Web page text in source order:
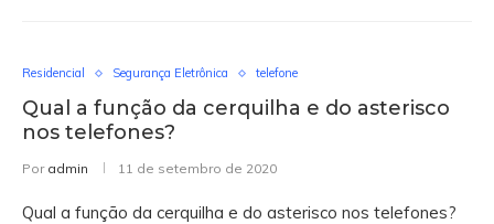
Residencial Segurança Eletrônica telefone
Qual a função da cerquilha e do asterisco
nos telefones?
Por admin 11 de setembro de 2020
Qual a função da cerquilha e do asterisco nos telefones?